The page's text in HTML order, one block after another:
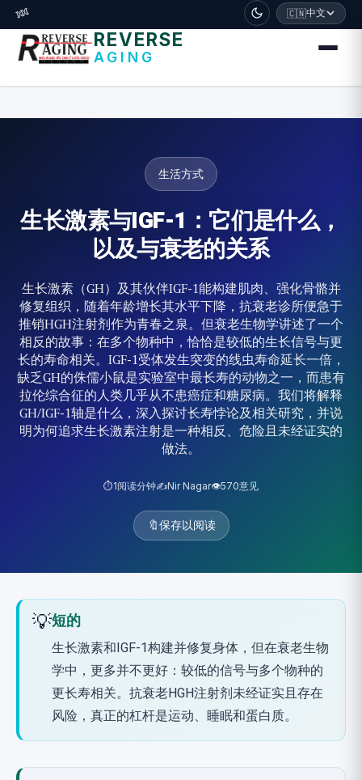
דלג לתוכן הראשי
🧬 🇨🇳中文
REVERSE
AGING
生活方式
生长激素与IGF-1：它们是什么，
以及与衰老的关系
生长激素（GH）及其伙伴IGF-1能构建肌肉、强化骨骼并
修复组织，随着年龄增长其水平下降，抗衰老诊所便急于
推销HGH注射剂作为青春之泉。但衰老生物学讲述了一个
相反的故事：在多个物种中，恰恰是较低的生长信号与更
长的寿命相关。IGF-1受体发生突变的线虫寿命延长一倍，
缺乏GH的侏儒小鼠是实验室中最长寿的动物之一，而患有
拉伦综合征的人类几乎从不患癌症和糖尿病。我们将解释
GH/IGF-1轴是什么，深入探讨长寿悖论及相关研究，并说
明为何追求生长激素注射是一种相反、危险且未经证实的
做法。
⏱️1阅读分钟✍️Nir Nagar👁️570意见
🔖保存以阅读
💡短的
生长激素和IGF-1构建并修复身体，但在衰老生物
学中，更多并不更好：较低的信号与多个物种的
更长寿相关。抗衰老HGH注射剂未经证实且存在
风险，真正的杠杆是运动、睡眠和蛋白质。